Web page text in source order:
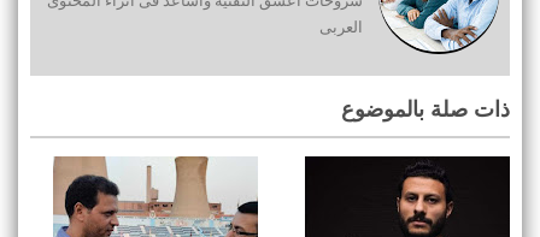
العربى
ذات صلة بالموضوع